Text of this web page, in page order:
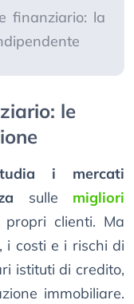
finanziario: la
le
i mercati
sulle migliori
propri clienti. Ma
i costi e i rischi di
istituti di credito,
immobiliare.